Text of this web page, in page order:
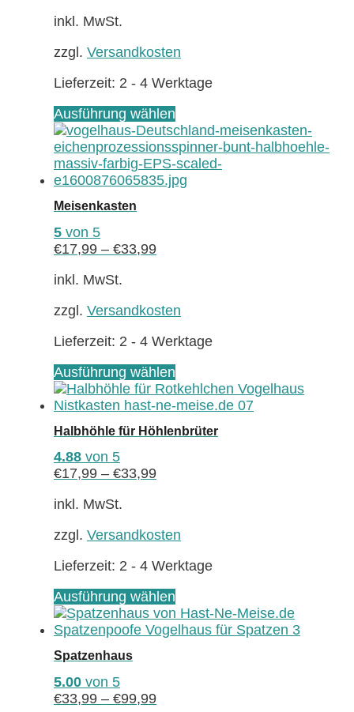
der
gewählt
werden
inkl. MwSt.
zzgl. Versandkosten
Lieferzeit: 2 - 4 Werktage
Ausführung wählen
Produkt
weist
mehrere
Varianten
gewählt
Meisenkasten
5 von 5
€17,99 – €33,99
inkl. MwSt.
zzgl. Versandkosten
Lieferzeit: 2 - 4 Werktage
Ausführung wählen
Produkt
weist
Varianten
der
gewählt
werden
Halbhöhle für Höhlenbrüter
4.88 von 5
€17,99 – €33,99
inkl. MwSt.
zzgl. Versandkosten
Lieferzeit: 2 - 4 Werktage
Ausführung wählen
Produkt
weist
Spatzenhaus
5.00 von 5
€33,99 – €99,99